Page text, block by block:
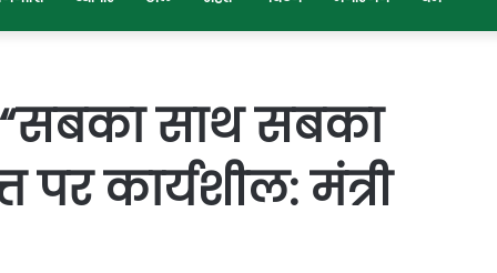
“सबका साथ सबका
पर कार्यशील: मंत्री